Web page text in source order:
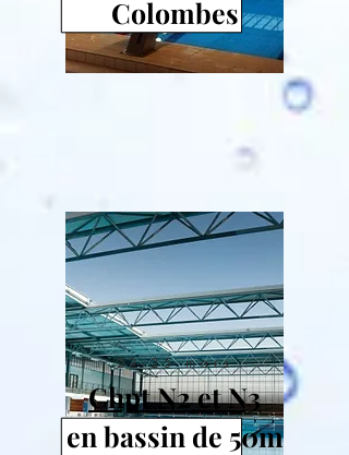
Colombes
23-25 mars
Chpt N2 et N3
en bassin de 50m